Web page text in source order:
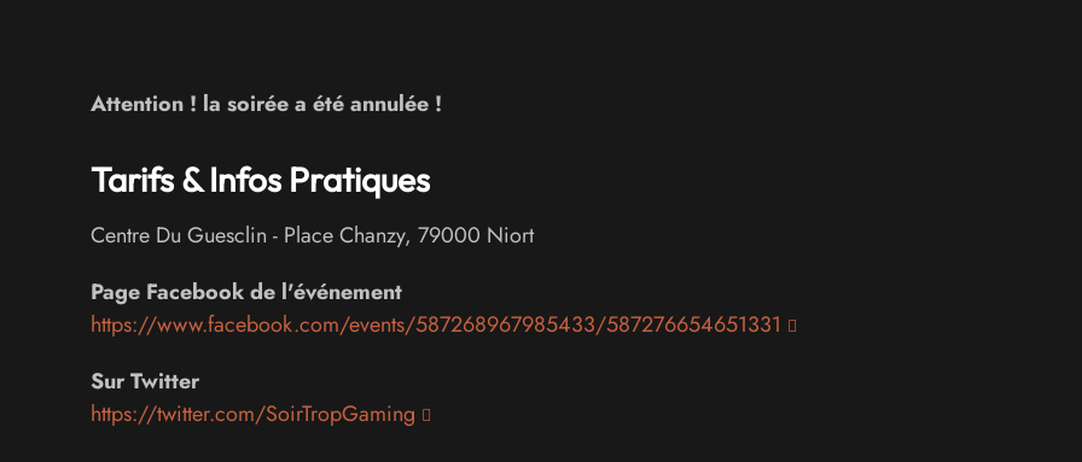
Attention ! la soirée a été annulée !
Tarifs & Infos Pratiques
Centre Du Guesclin - Place Chanzy, 79000 Niort
Page Facebook de l'événement
https://www.facebook.com/events/587268967985433/587276654651331
Sur Twitter
https://twitter.com/SoirTropGaming